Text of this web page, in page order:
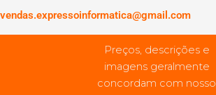
vendas.expressoinformatica@gmail.com
Preços, descrições e
imagens geralmente
concordam com nosso